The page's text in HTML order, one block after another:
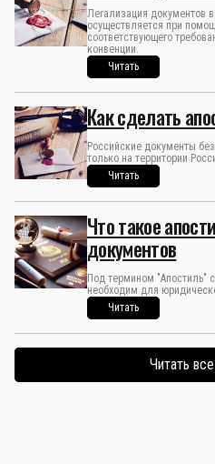
Легализация документов
осуществляется при
соответствующего
конвенции.
Читать
Как сделать
Российские документы
только на территории
Читать
Что такое
документов
Под термином "Апостиль"
необходим для
Читать
Читать